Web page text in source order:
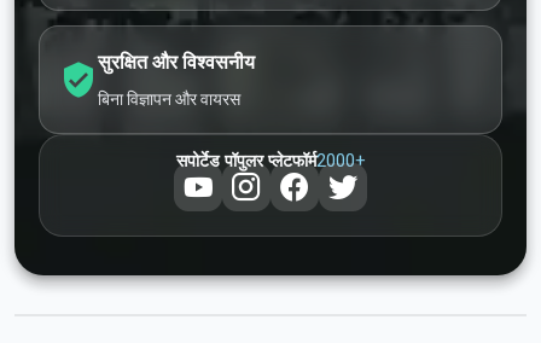
सुरक्षित और विश्वसनीय
बिना विज्ञापन और वायरस
सपोर्टेड पॉपुलर प्लेटफॉर्म2000+